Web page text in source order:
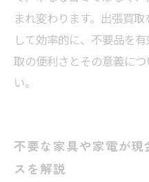
まれ変わります。出張買
して効率的に、不要品を
取の便利さとその意義に
い。
不要な家具や家電が
スを解説